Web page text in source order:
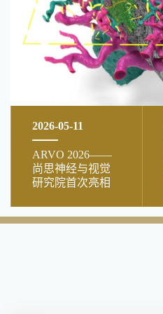
2026-05-11
ARVO 2026——
尚思神经与视觉
研究院首次亮相